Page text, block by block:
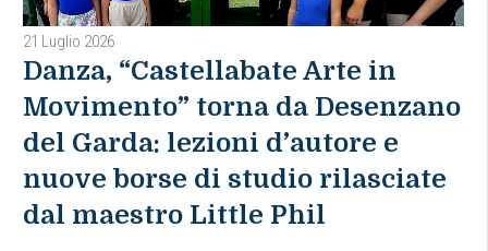
21 Luglio 2026
Danza, “Castellabate Arte in
Movimento” torna da Desenzano
del Garda: lezioni d’autore e
nuove borse di studio rilasciate
dal maestro Little Phil